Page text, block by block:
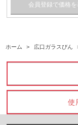
会員登録で価格を
ホーム > 広口ガラスびん
使